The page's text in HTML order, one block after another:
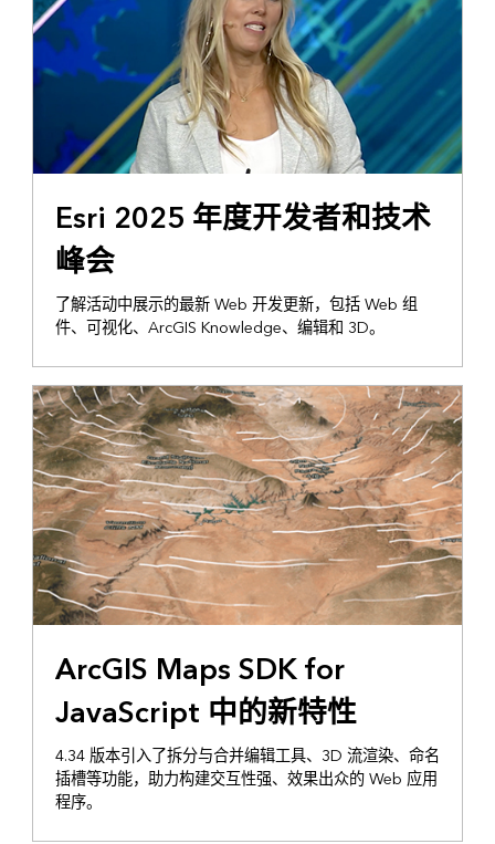
Esri 2025 年度开发者和技术
峰会
了解活动中展示的最新 Web 开发更新，包括 Web 组
件、可视化、ArcGIS Knowledge、编辑和 3D。
ArcGIS Maps SDK for
JavaScript 中的新特性
4.34 版本引入了拆分与合并编辑工具、3D 流渲染、命名
插槽等功能，助力构建交互性强、效果出众的 Web 应用
程序。